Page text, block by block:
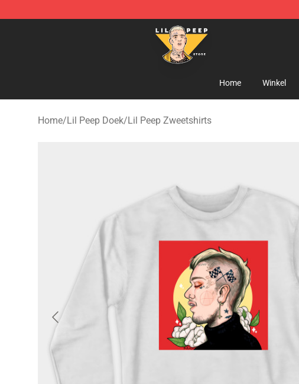
Lil Peep Store - Official Lil Peep Merchandise Shop
Home Winkel
Home/Lil Peep Doek/Lil Peep Zweetshirts